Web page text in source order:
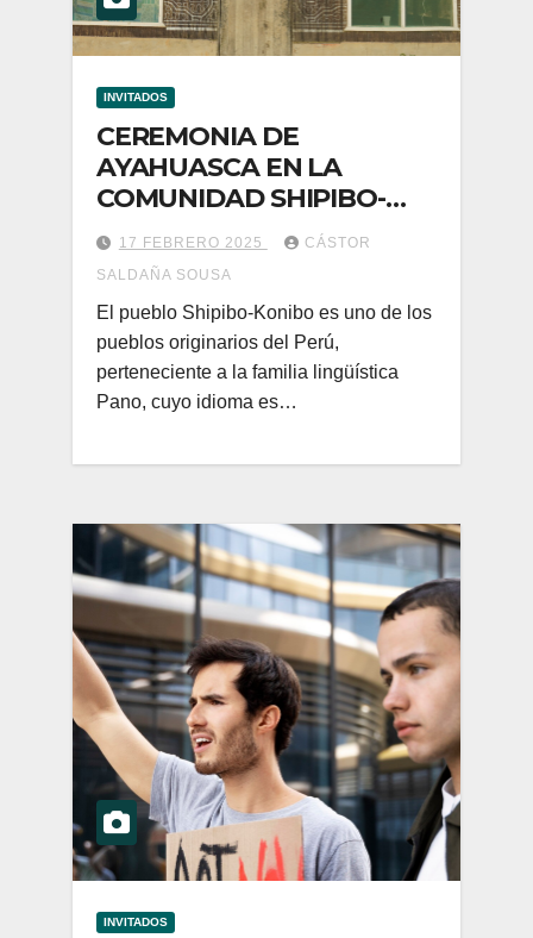
INVITADOS
CEREMONIA DE
AYAHUASCA EN LA
COMUNIDAD SHIPIBO-
KONIBO DE SAN
FRANCISCO-PUCALLPA
17 FEBRERO 2025
CÁSTOR
SALDAÑA SOUSA
El pueblo Shipibo-Konibo es uno de los
pueblos originarios del Perú,
perteneciente a la familia lingüística
Pano, cuyo idioma es…
INVITADOS